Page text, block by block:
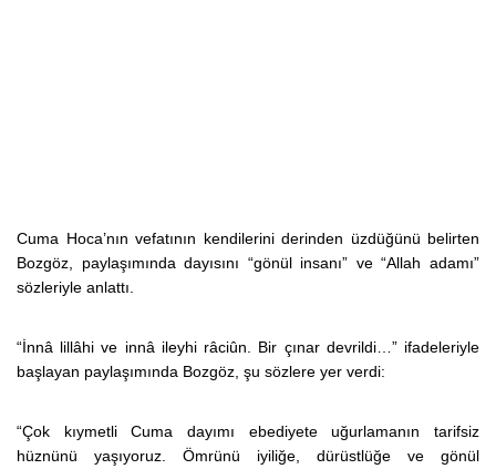
Cuma Hoca’nın vefatının kendilerini derinden üzdüğünü belirten
Bozgöz, paylaşımında dayısını “gönül insanı” ve “Allah adamı”
sözleriyle anlattı.
“İnnâ lillâhi ve innâ ileyhi râciûn. Bir çınar devrildi…” ifadeleriyle
başlayan paylaşımında Bozgöz, şu sözlere yer verdi:
“Çok kıymetli Cuma dayımı ebediyete uğurlamanın tarifsiz
hüznünü yaşıyoruz. Ömrünü iyiliğe, dürüstlüğe ve gönül